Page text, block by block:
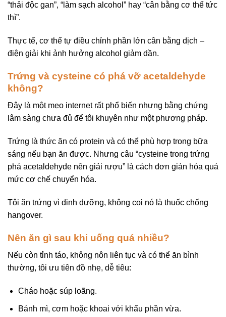
“thải độc gan”, “làm sạch alcohol” hay “cân bằng cơ thể tức
thì”.
Thực tế, cơ thể tự điều chỉnh phần lớn cân bằng dịch –
điện giải khi ảnh hưởng alcohol giảm dần.
Trứng và cysteine có phá vỡ acetaldehyde
không?
Đây là một mẹo internet rất phổ biến nhưng bằng chứng
lâm sàng chưa đủ để tôi khuyên như một phương pháp.
Trứng là thức ăn có protein và có thể phù hợp trong bữa
sáng nếu bạn ăn được. Nhưng câu “cysteine trong trứng
phá acetaldehyde nên giải rượu” là cách đơn giản hóa quá
mức cơ chế chuyển hóa.
Tôi ăn trứng vì dinh dưỡng, không coi nó là thuốc chống
hangover.
Nên ăn gì sau khi uống quá nhiều?
Nếu còn tỉnh táo, không nôn liên tục và có thể ăn bình
thường, tôi ưu tiên đồ nhẹ, dễ tiêu:
Cháo hoặc súp loãng.
Bánh mì, cơm hoặc khoai với khẩu phần vừa.